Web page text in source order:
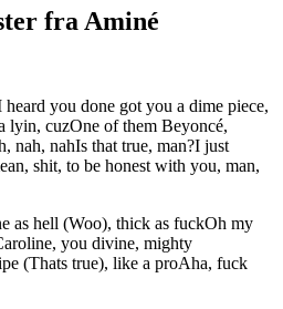
fra Aminé
you done got you a dime piece,
lyin, cuzOne of them Beyoncé,
nah, nahIs that true, man?I just
shit, to be honest with you, man,
as hell (Woo), thick as fuckOh my
you divine, mighty
(Thats true), like a proAha, fuck